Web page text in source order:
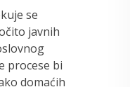
se
javnih
procese bi
domaćih